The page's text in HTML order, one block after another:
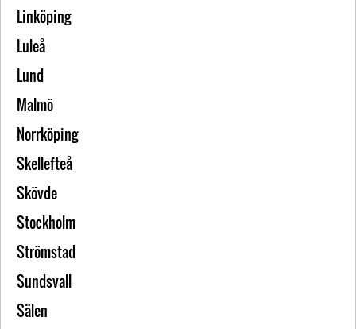
Linköping
Luleå
Lund
Malmö
Norrköping
Skellefteå
Skövde
Stockholm
Strömstad
Sundsvall
Sälen